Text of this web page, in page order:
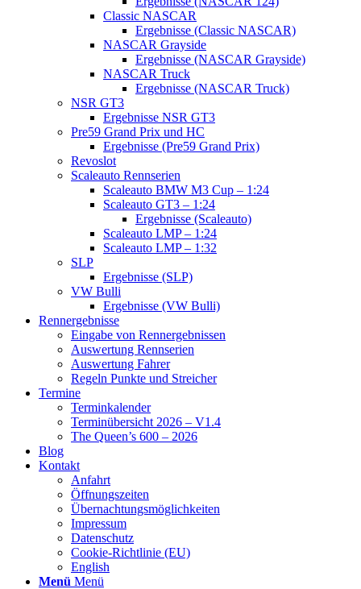
Classic NASCAR
Ergebnisse (Classic NASCAR)
NASCAR Grayside
Ergebnisse (NASCAR Grayside)
NASCAR Truck
Ergebnisse (NASCAR Truck)
NSR GT3
Ergebnisse NSR GT3
Pre59 Grand Prix und HC
Ergebnisse (Pre59 Grand Prix)
Revoslot
Scaleauto Rennserien
Scaleauto BMW M3 Cup – 1:24
Scaleauto GT3 – 1:24
Ergebnisse (Scaleauto)
Scaleauto LMP – 1:24
Scaleauto LMP – 1:32
SLP
Ergebnisse (SLP)
VW Bulli
Ergebnisse (VW Bulli)
Rennergebnisse
Eingabe von Rennergebnissen
Auswertung Rennserien
Auswertung Fahrer
Regeln Punkte und Streicher
Termine
Terminkalender
Terminübersicht 2026 – V1.4
The Queen’s 600 – 2026
Blog
Kontakt
Anfahrt
Öffnungszeiten
Übernachtungsmöglichkeiten
Impressum
Datenschutz
Cookie-Richtlinie (EU)
English
Menü Menü